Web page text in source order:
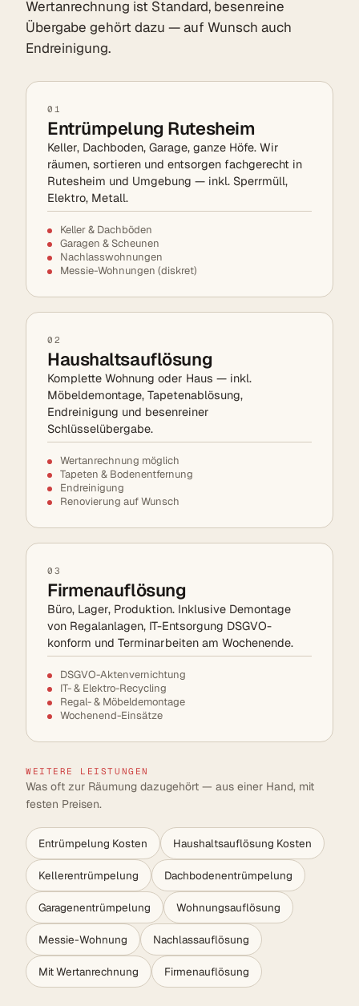
Wertanrechnung ist Standard, besenreine
Übergabe gehört dazu — auf Wunsch auch
Endreinigung.
01
Entrümpelung Rutesheim
Keller, Dachboden, Garage, ganze Höfe. Wir
räumen, sortieren und entsorgen fachgerecht in
Rutesheim und Umgebung — inkl. Sperrmüll,
Elektro, Metall.
Keller & Dachböden
Garagen & Scheunen
Nachlasswohnungen
Messie-Wohnungen (diskret)
02
Haushaltsauflösung
Komplette Wohnung oder Haus — inkl.
Möbeldemontage, Tapetenablösung,
Endreinigung und besenreiner
Schlüsselübergabe.
Wertanrechnung möglich
Tapeten & Bodenentfernung
Endreinigung
Renovierung auf Wunsch
03
Firmenauflösung
Büro, Lager, Produktion. Inklusive Demontage
von Regalanlagen, IT-Entsorgung DSGVO-
konform und Terminarbeiten am Wochenende.
DSGVO-Aktenvernichtung
IT- & Elektro-Recycling
Regal- & Möbeldemontage
Wochenend-Einsätze
WEITERE LEISTUNGEN
Was oft zur Räumung dazugehört — aus einer Hand, mit
festen Preisen.
Entrümpelung Kosten Haushaltsauflösung Kosten
Kellerentrümpelung Dachbodenentrümpelung
Garagenentrümpelung Wohnungsauflösung
Messie-Wohnung Nachlassauflösung
Mit Wertanrechnung Firmenauflösung